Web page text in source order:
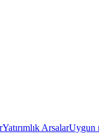
Yatırımlık ArsalarUygun